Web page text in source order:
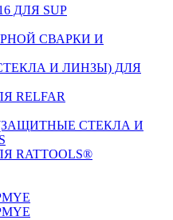
ДЛЯ SUP
СВАРКИ И
И ЛИНЗЫ) ДЛЯ
RELFAR
СТЕКЛА И
RATTOOLS®